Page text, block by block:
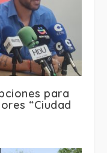
para
“Ciudad